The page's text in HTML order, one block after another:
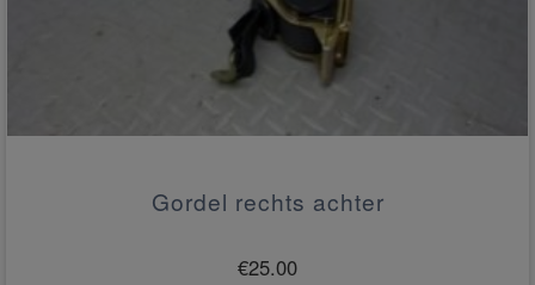
Gordel rechts achter
€25.00